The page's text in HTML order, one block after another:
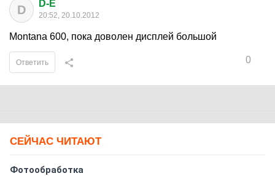
D D-E
20:52, 20.10.2012
Montana 600, пока доволен дисплей большой
0
Ответить
СЕЙЧАС ЧИТАЮТ
Фотообработка